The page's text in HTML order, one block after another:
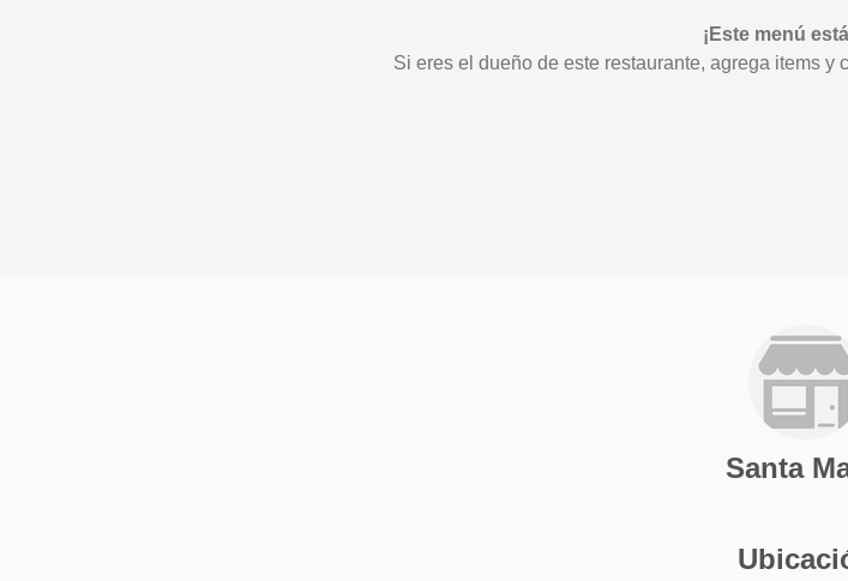
¡Este menú
Si eres el dueño de este restaurante, agrega items
Santa